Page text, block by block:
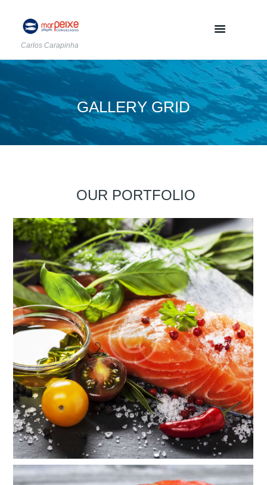
Carlos Carapinha
GALLERY GRID
OUR PORTFOLIO